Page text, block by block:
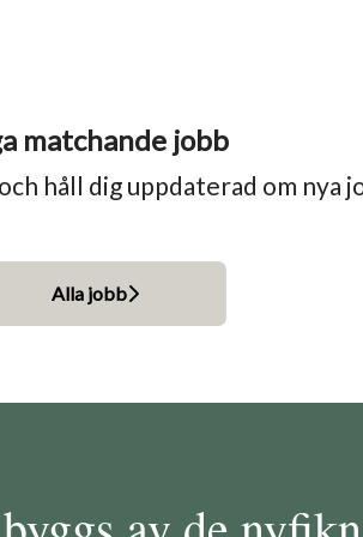
matchande jobb
och håll dig uppdaterad om nya
Alla jobb